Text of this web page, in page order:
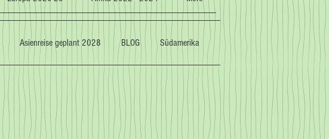
Asienreise geplant 2028 BLOG Südamerika